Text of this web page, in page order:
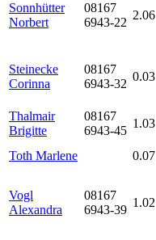
Sonnhütter
Norbert
08167
6943-22
2.06
Steinecke
Corinna
08167
6943-32
0.03
Thalmair
Brigitte
08167
6943-45
1.03
Toth Marlene
0.07
Vogl
Alexandra
08167
6943-39
1.02